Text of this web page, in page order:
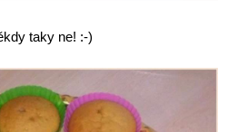
taky ne! :-)